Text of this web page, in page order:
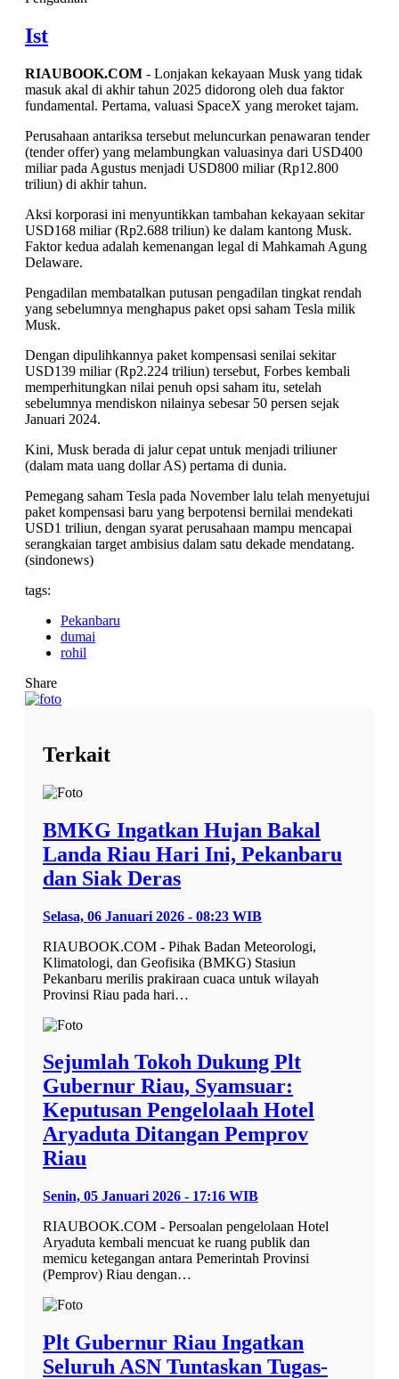
Ist
RIAUBOOK.COM - Lonjakan kekayaan Musk yang tidak
masuk akal di akhir tahun 2025 didorong oleh dua faktor
fundamental. Pertama, valuasi SpaceX yang meroket tajam.
Perusahaan antariksa tersebut meluncurkan penawaran tender
(tender offer) yang melambungkan valuasinya dari USD400
miliar pada Agustus menjadi USD800 miliar (Rp12.800
triliun) di akhir tahun.
Aksi korporasi ini menyuntikkan tambahan kekayaan sekitar
USD168 miliar (Rp2.688 triliun) ke dalam kantong Musk.
Faktor kedua adalah kemenangan legal di Mahkamah Agung
Delaware.
Pengadilan membatalkan putusan pengadilan tingkat rendah
yang sebelumnya menghapus paket opsi saham Tesla milik
Musk.
Dengan dipulihkannya paket kompensasi senilai sekitar
USD139 miliar (Rp2.224 triliun) tersebut, Forbes kembali
memperhitungkan nilai penuh opsi saham itu, setelah
sebelumnya mendiskon nilainya sebesar 50 persen sejak
Januari 2024.
Kini, Musk berada di jalur cepat untuk menjadi triliuner
(dalam mata uang dollar AS) pertama di dunia.
Pemegang saham Tesla pada November lalu telah menyetujui
paket kompensasi baru yang berpotensi bernilai mendekati
USD1 triliun, dengan syarat perusahaan mampu mencapai
serangkaian target ambisius dalam satu dekade mendatang.
(sindonews)
tags:
Pekanbaru
dumai
rohil
Share
Terkait
BMKG Ingatkan Hujan Bakal
Landa Riau Hari Ini, Pekanbaru
dan Siak Deras
Selasa, 06 Januari 2026 - 08:23 WIB
RIAUBOOK.COM - Pihak Badan Meteorologi,
Klimatologi, dan Geofisika (BMKG) Stasiun
Pekanbaru merilis prakiraan cuaca untuk wilayah
Provinsi Riau pada hari…
Sejumlah Tokoh Dukung Plt
Gubernur Riau, Syamsuar:
Keputusan Pengelolaah Hotel
Aryaduta Ditangan Pemprov
Riau
Senin, 05 Januari 2026 - 17:16 WIB
RIAUBOOK.COM - Persoalan pengelolaan Hotel
Aryaduta kembali mencuat ke ruang publik dan
memicu ketegangan antara Pemerintah Provinsi
(Pemprov) Riau dengan…
Plt Gubernur Riau Ingatkan
Seluruh ASN Tuntaskan Tugas-